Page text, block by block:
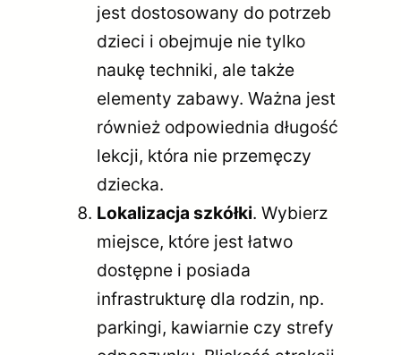
jest dostosowany do potrzeb
dzieci i obejmuje nie tylko
naukę techniki, ale także
elementy zabawy. Ważna jest
również odpowiednia długość
lekcji, która nie przemęczy
dziecka.
Lokalizacja szkółki. Wybierz
miejsce, które jest łatwo
dostępne i posiada
infrastrukturę dla rodzin, np.
parkingi, kawiarnie czy strefy